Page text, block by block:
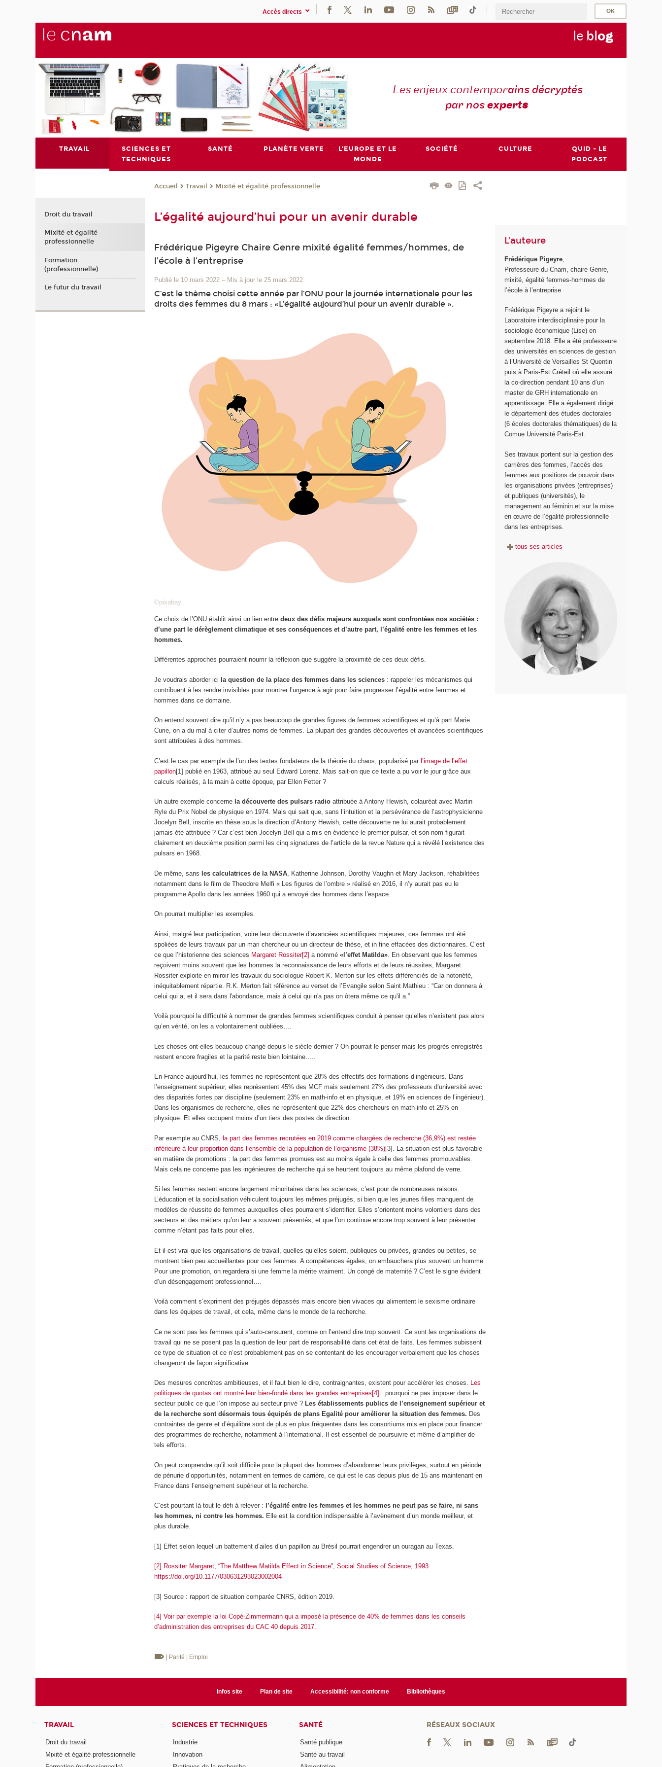
Accès directs
le blog
Les enjeux contemporains décryptés
par nosexperts
TRAVAIL
SCIENCES ET
TECHNIQUES
SANTÉ PLANÈTE VERTE
L'EUROPE ET LE
MONDE
SOCIÉTÉ CULTURE
QUID - LE
PODCAST
Accueil Travail Mixité et égalité professionnelle
L’égalité aujourd’hui pour un avenir durable
Frédérique Pigeyre Chaire Genre mixité égalité femmes/hommes, de
l’école à l’entreprise
Publié le 10 mars 2022 – Mis à jour le 25 mars 2022
C’est le thème choisi cette année par l’ONU pour la journée internationale pour les
droits des femmes du 8 mars : «L’égalité aujourd’hui pour un avenir durable ».
©pixabay
Ce choix de l’ONU établit ainsi un lien entredeux des défis majeurs auxquels sont confrontées nos sociétés :
d’une part le dérèglement climatique et ses conséquences et d’autre part, l’égalité entre les femmes et les
hommes.
Différentes approches pourraient nourrir la réflexion que suggère la proximité de ces deux défis.
Je voudrais aborder ici la question de la place des femmes dans les sciences : rappeler les mécanismes qui
contribuent à les rendre invisibles pour montrer l’urgence à agir pour faire progresser l’égalité entre femmes et
hommes dans ce domaine.
On entend souvent dire qu’il n’y a pas beaucoup de grandes figures de femmes scientifiques et qu’à part Marie
Curie, on a du mal à citer d’autres noms de femmes. La plupart des grandes découvertes et avancées scientifiques
sont attribuées à des hommes.
C’est le cas par exemple de l’un des textes fondateurs de la théorie du chaos, popularisé par l’image de l’effet
papillon[1] publié en 1963, attribué au seul Edward Lorenz. Mais sait-on que ce texte a pu voir le jour grâce aux
calculs réalisés, à la main à cette époque, par Ellen Fetter ?
Un autre exemple concerne la découverte des pulsars radio attribuée à Antony Hewish, colauréat avec Martin
Ryle du Prix Nobel de physique en 1974. Mais qui sait que, sans l’intuition et la persévérance de l’astrophysicienne
Jocelyn Bell, inscrite en thèse sous la direction d’Antony Hewish, cette découverte ne lui aurait probablement
jamais été attribuée ? Car c’est bien Jocelyn Bell qui a mis en évidence le premier pulsar, et son nom figurait
clairement en deuxième position parmi les cinq signatures de l’article de la revue Nature qui a révélé l’existence des
pulsars en 1968.
De même, sans les calculatrices de la NASA , Katherine Johnson, Dorothy Vaughn et Mary Jackson, réhabilitées
notamment dans le film de Theodore Melfi « Les figures de l’ombre » réalisé en 2016, il n’y aurait pas eu le
programme Apollo dans les années 1960 qui a envoyé des hommes dans l’espace.
On pourrait multiplier les exemples.
Ainsi, malgré leur participation, voire leur découverte d’avancées scientifiques majeures, ces femmes ont été
spoliées de leurs travaux par un mari chercheur ou un directeur de thèse, et in fine effacées des dictionnaires. C’est
ce que l’historienne des sciences Margaret Rossiter[2] a nommé«l’effet Matilda» . En observant que les femmes
reçoivent moins souvent que les hommes la reconnaissance de leurs efforts et de leurs réussites, Margaret
Rossiter exploite en miroir les travaux du sociologue Robert K. Merton sur les effets différenciés de la notoriété,
inéquitablement répartie. R.K. Merton fait référence au verset de l’Evangile selon Saint Mathieu : “Car on donnera à
celui qui a, et il sera dans l'abondance, mais à celui qui n'a pas on ôtera même ce qu'il a.”
Voilà pourquoi la difficulté à nommer de grandes femmes scientifiques conduit à penser qu’elles n’existent pas alors
qu’en vérité, on les a volontairement oubliées….
Les choses ont-elles beaucoup changé depuis le siècle dernier ? On pourrait le penser mais les progrès enregistrés
restent encore fragiles et la parité reste bien lointaine…..
En France aujourd’hui, les femmes ne représentent que 28% des effectifs des formations d’ingénieurs. Dans
l’enseignement supérieur, elles représentent 45% des MCF mais seulement 27% des professeurs d’université avec
des disparités fortes par discipline (seulement 23% en math-info et en physique, et 19% en sciences de l’ingénieur).
Dans les organismes de recherche, elles ne représentent que 22% des chercheurs en math-info et 25% en
physique. Et elles occupent moins d’un tiers des postes de direction.
Par exemple au CNRS,
la part des femmes recrutées en 2019 comme chargées de recherche (36,9%) est restée
inférieure à leur proportion dans l’ensemble de la population de l’organisme (38%)[3]. La situation est plus favorable
en matière de promotions : la part des femmes promues est au moins égale à celle des femmes promouvables.
Mais cela ne concerne pas les ingénieures de recherche qui se heurtent toujours au même plafond de verre.
Si les femmes restent encore largement minoritaires dans les sciences, c’est pour de nombreuses raisons.
L’éducation et la socialisation véhiculent toujours les mêmes préjugés, si bien que les jeunes filles manquent de
modèles de réussite de femmes auxquelles elles pourraient s’identifier. Elles s’orientent moins volontiers dans des
secteurs et des métiers qu’on leur a souvent présentés, et que l’on continue encore trop souvent à leur présenter
comme n’étant pas faits pour elles.
Et il est vrai que les organisations de travail, quelles qu’elles soient, publiques ou privées, grandes ou petites, se
montrent bien peu accueillantes pour ces femmes. A compétences égales, on embauchera plus souvent un homme.
Pour une promotion, on regardera si une femme la mérite vraiment. Un congé de maternité ? C’est le signe évident
d’un désengagement professionnel….
Voilà comment s’expriment des préjugés dépassés mais encore bien vivaces qui alimentent le sexisme ordinaire
dans les équipes de travail, et cela, même dans le monde de la recherche.
Ce ne sont pas les femmes qui s’auto-censurent, comme on l’entend dire trop souvent. Ce sont les organisations de
travail qui ne se posent pas la question de leur part de responsabilité dans cet état de faits. Les femmes subissent
ce type de situation et ce n’est probablement pas en se contentant de les encourager verbalement que les choses
changeront de façon significative.
Des mesures concrètes ambitieuses, et il faut bien le dire, contraignantes, existent pour accélérer les choses. Les
politiques de quotas ont montré leur bien-fondé dans les grandes entreprises[4] : pourquoi ne pas imposer dans le
secteur public ce que l’on impose au secteur privé ? Les établissements publics de l’enseignement supérieur et
de la recherche sont désormais tous équipés de plans Egalité pour améliorer la situation des femmes. Des
contraintes de genre et d’équilibre sont de plus en plus fréquentes dans les consortiums mis en place pour financer
des programmes de recherche, notamment à l’international. Il est essentiel de poursuivre et même d’amplifier de
tels efforts.
On peut comprendre qu’il soit difficile pour la plupart des hommes d’abandonner leurs privilèges, surtout en période
de pénurie d’opportunités, notamment en termes de carrière, ce qui est le cas depuis plus de 15 ans maintenant en
France dans l’enseignement supérieur et la recherche.
C’est pourtant là tout le défi à relever :
l’égalité entre les femmes et les hommes ne peut pas se faire, ni sans
les hommes, ni contre les hommes. Elle est la condition indispensable à l’avènement d’un monde meilleur, et
plus durable.
[1] Effet selon lequel un battement d’ailes d’un papillon au Brésil pourrait engendrer un ouragan au Texas.
[2] Rossiter Margaret, “The Matthew Matilda Effect in Science”, Social Studies of Science, 1993
https://doi.org/10.1177/030631293023002004
[3] Source : rapport de situation comparée CNRS, édition 2019.
[4] Voir par exemple la loi Copé-Zimmermann qui a imposé la présence de 40% de femmes dans les conseils
d’administration des entreprises du CAC 40 depuis 2017.
| Parité | Emploi
L'auteure
Frédérique Pigeyre
Professeure du Cnam, chaire Genre,
mixité, égalité femmes-hommes de
l’école à l’entreprise
Frédérique Pigeyre a rejoint le
Laboratoire interdisciplinaire pour la
sociologie économique (Lise) en
septembre 2018. Elle a été professeure
des universités en sciences de gestion
à l’Université de Versailles St Quentin
puis à Paris-Est Créteil où elle assuré
la co-direction pendant 10 ans d’un
master de GRH internationale en
apprentissage. Elle a également dirigé
le département des études doctorales
(6 écoles doctorales thématiques) de la
Comue Université Paris-Est.
Ses travaux portent sur la gestion des
carrières des femmes, l’accès des
femmes aux positions de pouvoir dans
les organisations privées (entreprises)
et publiques (universités), le
management au féminin et sur la mise
en œuvre de l’égalité professionnelle
dans les entreprises.
tous ses articles
Droit du travail
Mixité et égalité
professionnelle
Formation
(professionnelle)
Le futur du travail
Infos site Plan de site Accessibilité: non conforme Bibliothèques
TRAVAIL
Droit du travail
Mixité et égalité professionnelle
SCIENCES ET TECHNIQUES
Industrie
Innovation
SANTÉ
Santé publique
Santé au travail
RÉSEAUX SOCIAUX